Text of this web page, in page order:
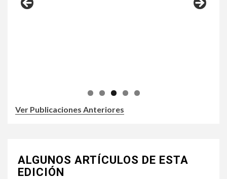
Ver Publicaciones Anteriores
ALGUNOS ARTÍCULOS DE ESTA
EDICIÓN